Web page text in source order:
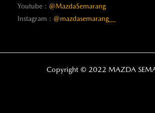
Youtube : @MazdaSemarang
Instagram : @mazdasemarang__
Copyright © 2022 MAZDA